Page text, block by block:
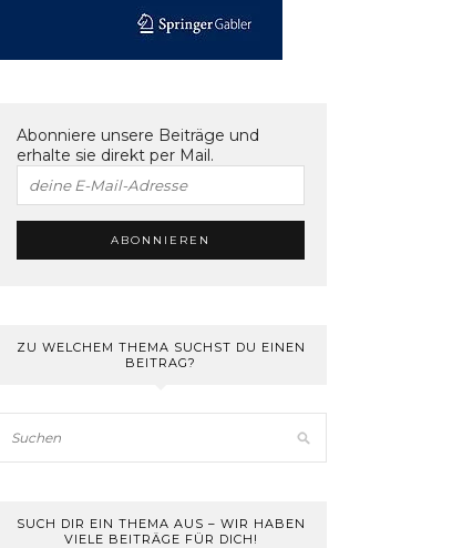
Abonniere unsere Beiträge und
erhalte sie direkt per Mail.
ZU WELCHEM THEMA SUCHST DU EINEN
BEITRAG?
SUCH DIR EIN THEMA AUS – WIR HABEN
VIELE BEITRÄGE FÜR DICH!